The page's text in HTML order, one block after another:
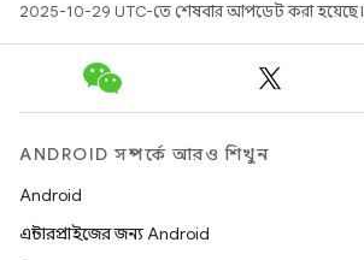
2025-10-29 UTC-তে শেষবার আপডেট করা হয়েছে।
ANDROID সম্পর্কে আরও শিখুন
Android
এন্টারপ্রাইজের জন্য Android